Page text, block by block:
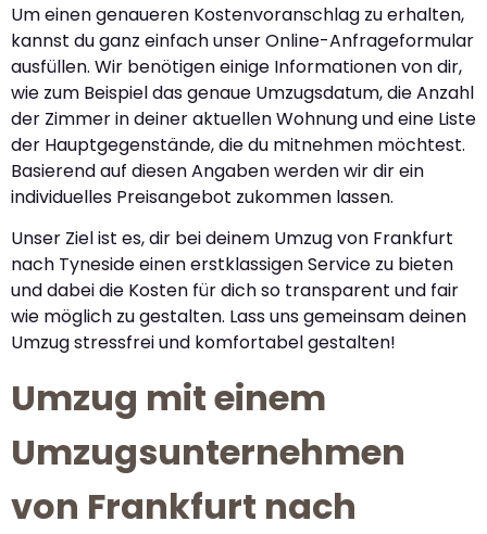
Um einen genaueren Kostenvoranschlag zu erhalten,
kannst du ganz einfach unser Online-Anfrageformular
ausfüllen. Wir benötigen einige Informationen von dir,
wie zum Beispiel das genaue Umzugsdatum, die Anzahl
der Zimmer in deiner aktuellen Wohnung und eine Liste
der Hauptgegenstände, die du mitnehmen möchtest.
Basierend auf diesen Angaben werden wir dir ein
individuelles Preisangebot zukommen lassen.
Unser Ziel ist es, dir bei deinem Umzug von Frankfurt
nach Tyneside einen erstklassigen Service zu bieten
und dabei die Kosten für dich so transparent und fair
wie möglich zu gestalten. Lass uns gemeinsam deinen
Umzug stressfrei und komfortabel gestalten!
Umzug mit einem
Umzugsunternehmen
von Frankfurt nach